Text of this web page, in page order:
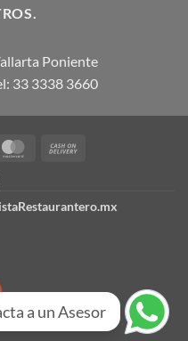
Poniente
33 3338 3660
MasterCard
a un Asesor